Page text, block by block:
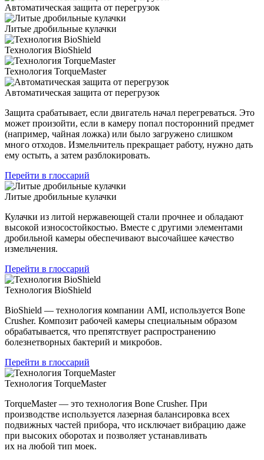
Автоматическая защита от перегрузок
Литые дробильные кулачки
Технология BioShield
Технология TorqueMaster
Автоматическая защита от перегрузок
Защита срабатывает, если двигатель начал перегреваться. Это
может произойти, если в камеру попал посторонний предмет
(например, чайная ложка) или было загружено слишком
много отходов. Измельчитель прекращает работу, нужно дать
ему остыть, а затем разблокировать.
Перейти в глоссарий
Литые дробильные кулачки
Кулачки из литой нержавеющей стали прочнее и обладают
высокой износостойкостью. Вместе с другими элементами
дробильной камеры обеспечивают высочайшее качество
измельчения.
Перейти в глоссарий
Технология BioShield
BioShield — технология компании AMI, используется Bone
Crusher. Композит рабочей камеры специальным образом
обрабатывается, что препятствует распространению
болезнетворных бактерий и микробов.
Перейти в глоссарий
Технология TorqueMaster
TorqueMaster — это технология Bone Crusher. При
производстве используется лазерная балансировка всех
подвижных частей прибора, что исключает вибрацию даже
при высоких оборотах и позволяет устанавливать
их на любой тип моек.